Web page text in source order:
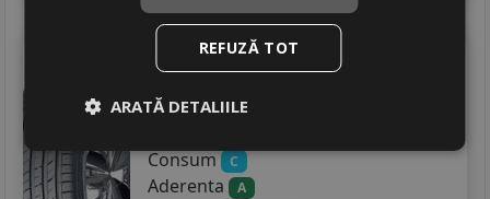
NexenN fera su1
235/55 R17 103W
Turisme
Consum C
Aderenta A
REFUZĂ TOT
ARATĂ DETALIILE